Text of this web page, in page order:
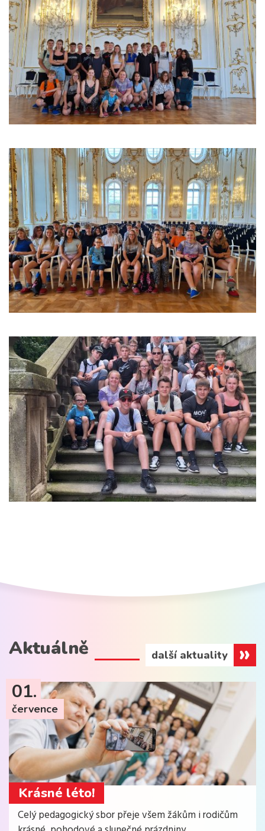
Aktuálně další aktuality
Krásné léto!
01.
července
Celý pedagogický sbor přeje všem žákům i rodičům